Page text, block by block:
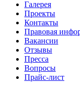
Галерея
Проекты
Контакты
Правовая
Вакансии
Отзывы
Пресса
Вопросы
Прайс-лист